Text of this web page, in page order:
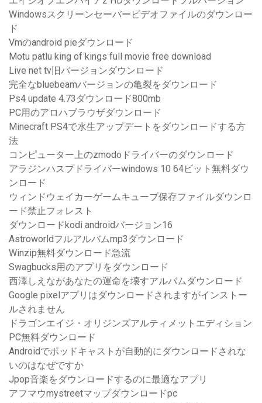
Windowsスクリーンセーバービデオファイルのダウンロー
ド
Vmのandroid pieダウンロード
Motu patlu king of kings full movie free download
Live net tv旧バージョンダウンロード
完全なbluebeamバージョンの亀裂をダウンロード
Ps4 update 4.73ダウンロード800mb
PC用のアロハブラウザダウンロード
Minecraft PS4で水生アップデートをダウンロードする方
法
コンピューター上のzmodoドライバーのダウンロード
アラジンハスプドライバーwindows 10 64ビット無料ダウ
ンロード
ウィンドウェイカーゲームキューブ保存ファイルダウンロ
ード禁止フォレスト
ダウンロードkodi androidバージョン16
Astroworldフルアルバムmp3ダウンロード
Winzip無料ダウンロード急流
Swagbucks用のアプリをダウンロード
西澤しえながあなたの運命を壊すアルバムダウンロード
Google pixelアプリはダウンロードされますがインストー
ルされません
ドラゴンエイジ・オリジンズアルティメットエディション
PC無料ダウンロード
Androidでポッドキャストが自動的にダウンロードされな
いのはなぜですか
Jpop音楽をダウンロードするのに最適なアプリ
アフマウmystreetマップダウンロードpc